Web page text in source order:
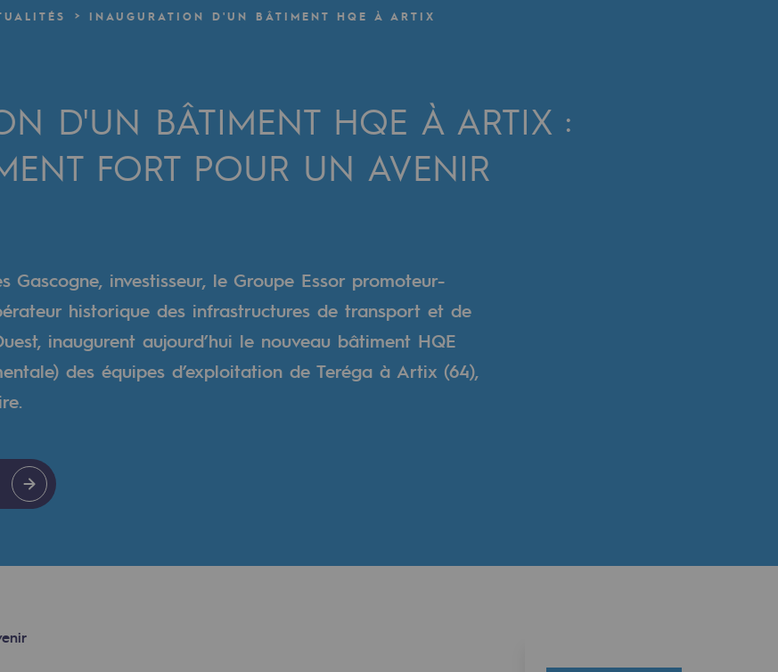
et ouverte
INAUGURATION D'UN BÂTIMENT HQE À ARTIX
D'UN BÂTIMENT HQE À ARTIX :
FORT POUR UN AVENIR
Gascogne, investisseur, le Groupe Essor promoteur-
historique des infrastructures de transport et de
inaugurent aujourd’hui le nouveau bâtiment HQE
des équipes d’exploitation de Teréga à Artix (64),